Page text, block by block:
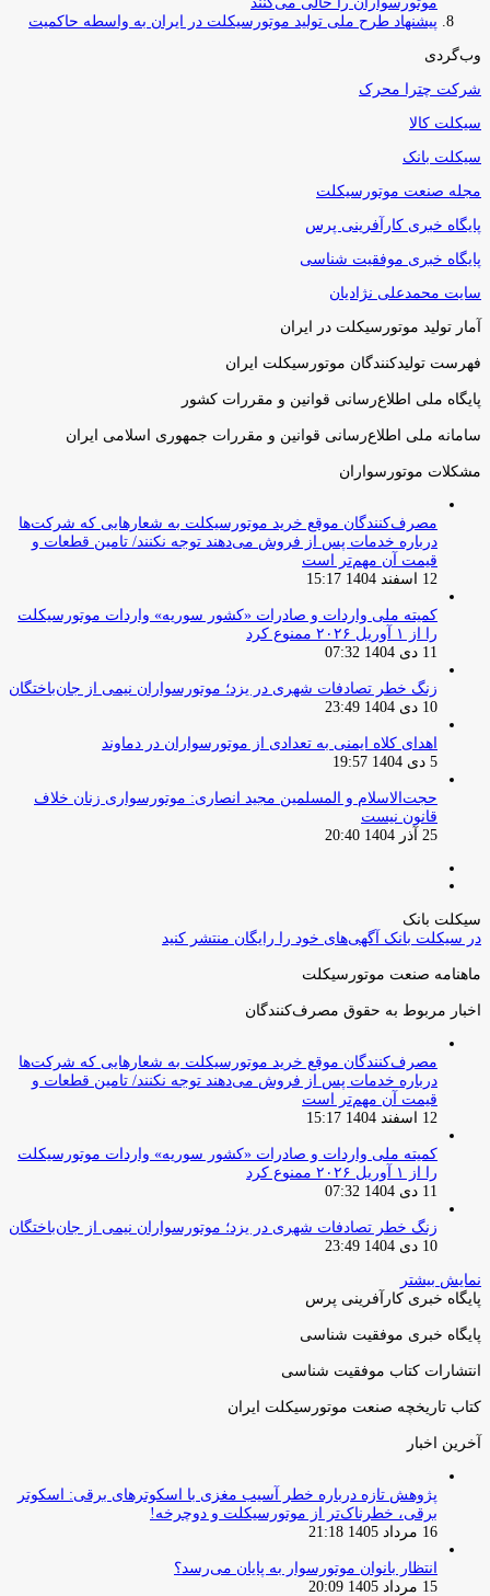
پیشنهاد طرح ملی تولید موتورسیکلت در ایران به واسطه حاکمیت
وب‌گردی
شرکت چترا محرک
سیکلت کالا
سیکلت بانک
مجله صنعت موتورسیکلت
پایگاه خبری کارآفرینی پرس
پایگاه خبری موفقیت شناسی
سایت محمدعلی نژادیان
آمار تولید موتورسیکلت در ایران
فهرست تولیدکنندگان موتورسیکلت ایران
پایگاه ملی اطلاع‌رسانی قوانین و مقررات کشور
سامانه ملی اطلاع‌رسانی قوانین و مقررات جمهوری اسلامی ایران
مشکلات موتورسواران
مصرف‌کنندگان موقع خرید موتورسیکلت به شعارهایی که شرکت‌ها
درباره خدمات پس از فروش می‌دهند توجه نکنند/ تامین قطعات و
قیمت آن مهم‌تر است
12 اسفند 1404 15:17
کمیته ملی واردات و صادرات «کشور سوریه» واردات موتورسیکلت
را از ۱ آوریل ۲۰۲۶ ممنوع کرد
11 دی 1404 07:32
زنگ خطر تصادفات شهری در یزد؛ موتورسواران نیمی از جان‌باختگان
10 دی 1404 23:49
اهدای کلاه ایمنی به تعدادی از موتورسواران در دماوند
5 دی 1404 19:57
حجت‌الاسلام و المسلمین مجید انصاری: موتورسواری زنان خلاف
قانون نیست
25 آذر 1404 20:40
سیکلت بانک
در سیکلت بانک آگهی‌های خود را رایگان منتشر کنید
ماهنامه صنعت موتورسیکلت
اخبار مربوط به حقوق مصرف‌کنندگان
مصرف‌کنندگان موقع خرید موتورسیکلت به شعارهایی که شرکت‌ها
درباره خدمات پس از فروش می‌دهند توجه نکنند/ تامین قطعات و
قیمت آن مهم‌تر است
12 اسفند 1404 15:17
کمیته ملی واردات و صادرات «کشور سوریه» واردات موتورسیکلت
را از ۱ آوریل ۲۰۲۶ ممنوع کرد
11 دی 1404 07:32
زنگ خطر تصادفات شهری در یزد؛ موتورسواران نیمی از جان‌باختگان
10 دی 1404 23:49
نمایش بیشتر
پایگاه خبری کارآفرینی پرس
پایگاه خبری موفقیت شناسی
انتشارات کتاب موفقیت شناسی
کتاب تاریخچه صنعت موتورسیکلت ایران
آخرین اخبار
پژوهش تازه درباره خطر آسیب مغزی با اسکوترهای برقی: اسکوتر
برقی، خطرناک‌تر از موتورسیکلت و دوچرخه!
16 مرداد 1405 21:18
انتظار بانوان موتورسوار به پایان می‌رسد؟
15 مرداد 1405 20:09